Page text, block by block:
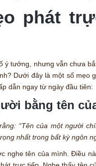
phát
ý tưởng, nhưng vẫn chưa
Dưới đây là một số mẹo
dẫn ngay từ ngày đầu tiên:
bằng tên
“Tên của một người
nhất trong bất kỳ ngôn
nghe tên của mình. Điều